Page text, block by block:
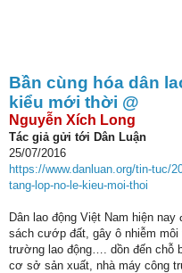
Bần cùng hóa dân
kiểu mới thời @
Nguyễn Xích Long
Tác giả gửi tới Dân Luận
25/07/2016
https://www.danluan.org/tin-tuc/
tang-lop-no-le-kieu-moi-thoi
Dân lao động Việt Nam hiện
sách cướp đất, gây ô nhiễm
trường lao động…. dồn đến chỗ
cơ sở sản xuất, nhà máy công